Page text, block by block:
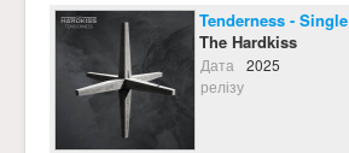
Tenderness - Single
The Hardkiss
Дата
релізу
2025